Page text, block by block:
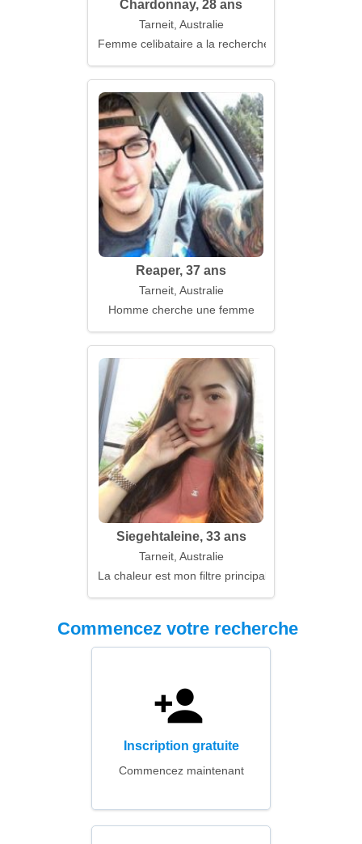
Chardonnay, 28 ans
Tarneit, Australie
Femme celibataire a la recherche d'un mari
Reaper, 37 ans
Tarneit, Australie
Homme cherche une femme
Siegehtaleine, 33 ans
Tarneit, Australie
La chaleur est mon filtre principal
Commencez votre recherche
Inscription gratuite
Commencez maintenant